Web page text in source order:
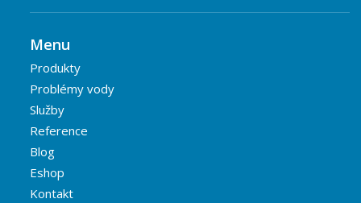
Menu
Produkty
Problémy vody
Služby
Reference
Blog
Eshop
Kontakt